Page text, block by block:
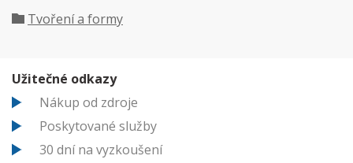
Tvoření a formy
Užitečné odkazy
Nákup od zdroje
Poskytované služby
30 dní na vyzkoušení